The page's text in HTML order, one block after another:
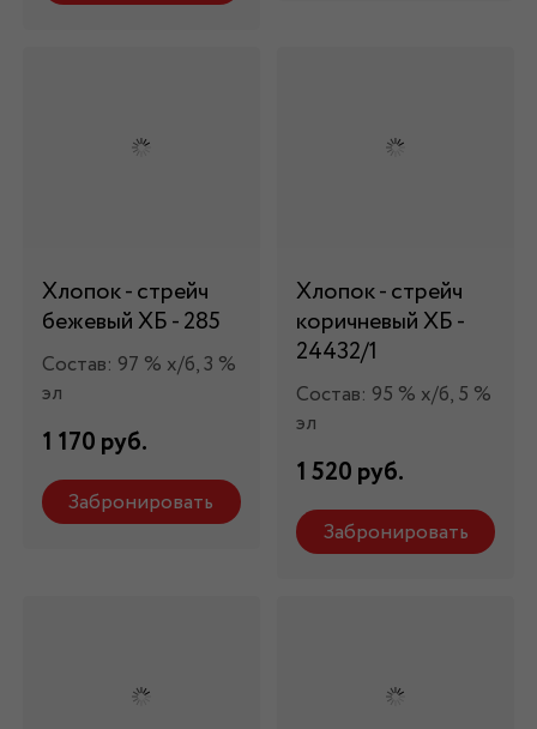
Хлопок - стрейч
бежевый ХБ - 285
Состав: 97 % х/б, 3 %
эл
1 170 руб.
Забронировать
Хлопок - стрейч
коричневый ХБ -
24432/1
Состав: 95 % х/б, 5 %
эл
1 520 руб.
Забронировать